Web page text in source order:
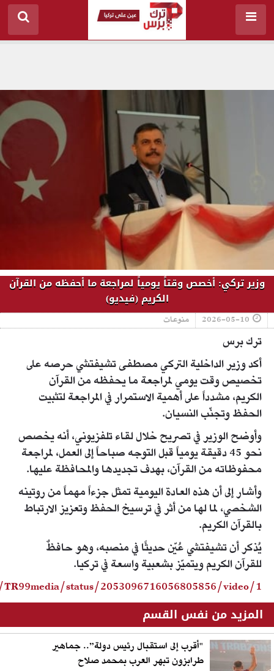
وزير تركي: أخصص وقتاً يومياً لمراجعة ما أحفظه من القرآن
الكريم (فيديو)
2026-05-10 منوعات
ترك برس
أكد وزير الداخلية التركي مصطفى تشيفتشي حرصه على
تخصيص وقت يومي لمراجعة ما يحفظه من القرآن
الكريم، مشدداً على أهمية الاستمرار في المراجعة لتثبيت
الحفظ وتجنّب النسيان.
وأوضح الوزير في تصريح خلال لقاء تلفزيوني، أنه يخصص
نحو 45 دقيقة يومياً قبل التوجه صباحاً إلى العمل، لمراجعة
محفوظاته من القرآن، بهدف تجديدها والمحافظة عليها.
وأشار إلى أن هذه العادة اليومية تمثل جزءاً مهماً من روتينه
الشخصي، لما لها من أثر في ترسيخ الحفظ وتعزيز الارتباط
بالقرآن الكريم.
يُذكر أن تشيفتشي عُيّن حديثًا في منصبه، وهو حافظٌ
للقرآن الكريم ويتميّز بشعبية واسعة في تركيا.
status/2053096716056805856/video/1
المزيد من نفس القسم
"أقرب إلى استقبال رئيس دولة”.. جماهير
طرابزون تبهر العرب بمحمد صلاح